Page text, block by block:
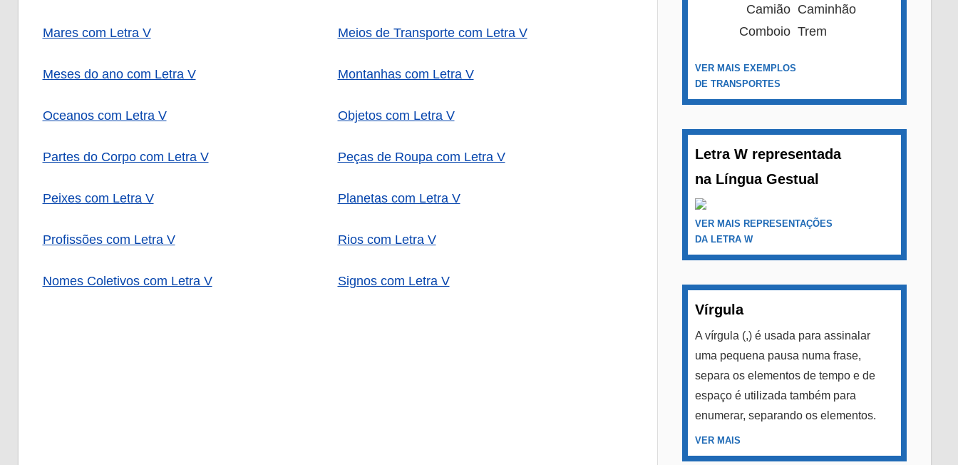
Mares com Letra V
Meses do ano com Letra V
Oceanos com Letra V
Partes do Corpo com Letra V
Peixes com Letra V
Profissões com Letra V
Nomes Coletivos com Letra V
Meios de Transporte com Letra V
Montanhas com Letra V
Objetos com Letra V
Peças de Roupa com Letra V
Planetas com Letra V
Rios com Letra V
Signos com Letra V
Camião Caminhão
Comboio Trem
VER MAIS EXEMPLOS
DE TRANSPORTES
Letra W representada
na Língua Gestual
VER MAIS REPRESENTAÇÕES
DA LETRA W
Vírgula
A vírgula (,) é usada para assinalar
uma pequena pausa numa frase,
separa os elementos de tempo e de
espaço é utilizada também para
enumerar, separando os elementos.
VER MAIS